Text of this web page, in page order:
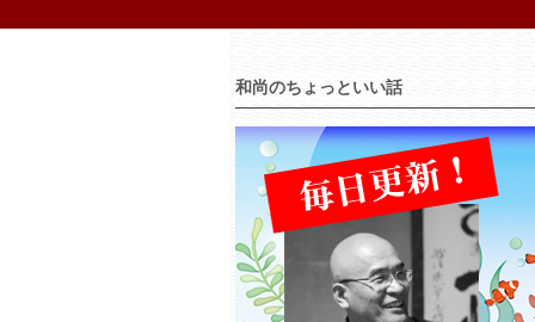
和尚のちょっといい話